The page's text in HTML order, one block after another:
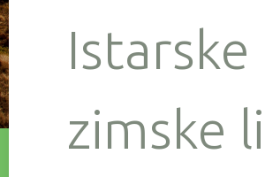
Istarske
zimske